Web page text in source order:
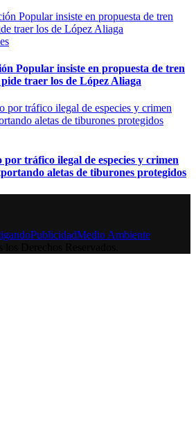
Popular insiste en propuesta de tren
traer los de López Aliaga
tráfico ilegal de especies y crimen
aletas de tiburones protegidos
PublicidadMedio Ambiente